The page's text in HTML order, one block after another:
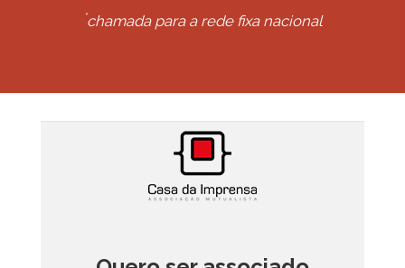
*chamada para a rede fixa nacional